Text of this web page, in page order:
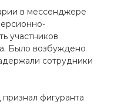
в мессенджере
участников
Было возбуждено
сотрудники
фигуранта